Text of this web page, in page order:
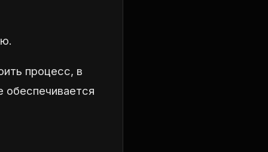
процесс, в
обеспечивается